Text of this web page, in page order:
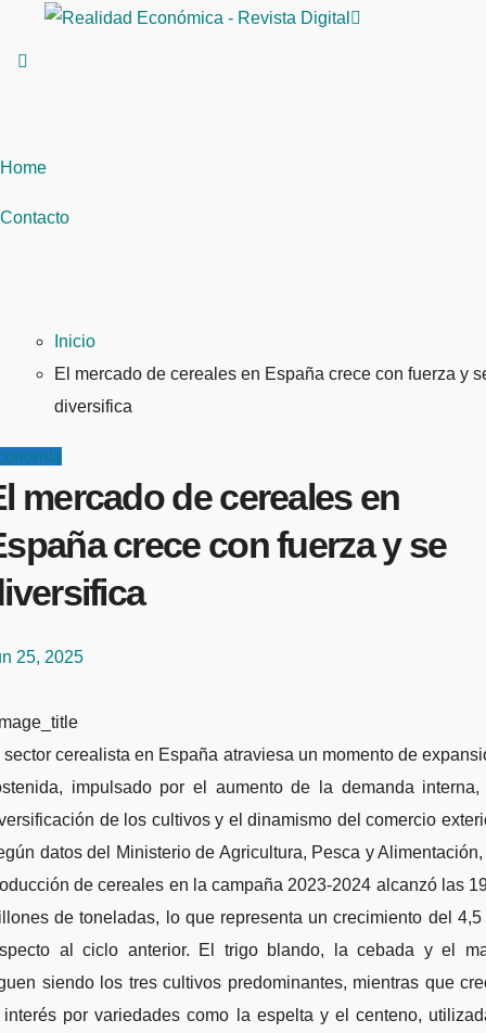
Home
Contacto
Inicio
El mercado de cereales en España crece con fuerza y
diversifica
mercado de cereales en
crece con fuerza y se
25, 2025
impulsado por el aumento de la demanda interna,
de los cultivos y el dinamismo del comercio
datos del Ministerio de Agricultura, Pesca y
de cereales en la campaña 2023-2024 alcanzó las
de toneladas, lo que representa un crecimiento del 4,5
al ciclo anterior. El trigo blando, la cebada y el
siendo los tres cultivos predominantes, mientras que
por variedades como la espelta y el centeno,